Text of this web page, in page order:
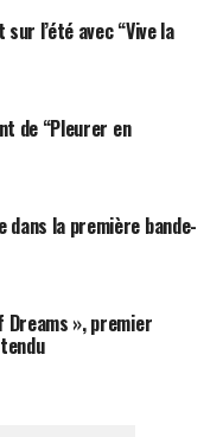
l’été avec “Vive la
de “Pleurer en
dans la première bande-
», premier